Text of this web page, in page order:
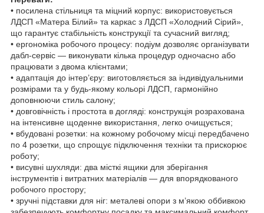
• посилена стільниця та міцний корпус: використовується
ЛДСП «Матера Білий» та каркас з ЛДСП «Холодний Сірий»,
що гарантує стабільність конструкції та сучасний вигляд;
• ергономіка робочого процесу: подіум дозволяє організувати
дабл-сервіс — виконувати кілька процедур одночасно або
працювати з двома клієнтами;
• адаптація до інтер’єру: виготовляється за індивідуальними
розмірами та у будь-якому кольорі ЛДСП, гармонійно
доповнюючи стиль салону;
• довговічність і простота в догляді: конструкція розрахована
на інтенсивне щоденне використання, легко очищується;
• вбудовані розетки: на кожному робочому місці передбачено
по 4 розетки, що спрощує підключення техніки та прискорює
роботу;
• висувні шухляди: два місткі ящики для зберігання
інструментів і витратних матеріалів — для впорядкованого
робочого простору;
• зручні підставки для ніг: металеві опори з м’якою оббивкою